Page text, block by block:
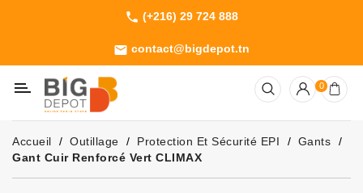
phone (+216) 29 724 888
email contact@bigdepot.tn
Machines
Outillage
Jardinage
Consommables
0
Accueil Outillage Protection Et Sécurité EPI
Gants
Gant Cuir Renforcé Vert CLIMAX